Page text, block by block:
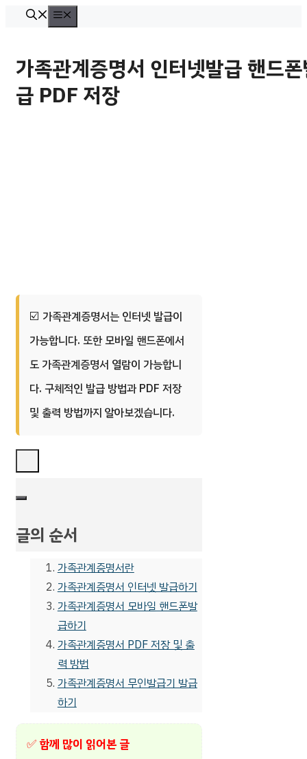
뉴
가족관계증명서 인터넷발급 핸드
급 PDF 저장
가족관계증명서는 인터넷 발급이
가능합니다. 또한 모바일 핸드폰에서
도 가족관계증명서 열람이 가능합니
다. 구체적인 발급 방법과 PDF 저장
및 출력 방법까지 알아보겠습니다.
글의 순서
가족관계증명서란
가족관계증명서 인터넷 발급하기
가족관계증명서 모바일 핸드폰발
급하기
가족관계증명서 PDF 저장 및 출
력 방법
가족관계증명서 무인발급기 발급
하기
✅함께 많이 읽어본 글